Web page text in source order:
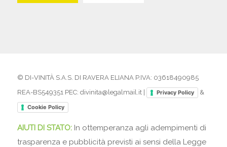
© DI-VINITÀ S.A.S. DI RAVERA ELIANA P.IVA: 03618490985
REA-BS549351 PEC: divinita@legalmail.it |
Privacy Policy &
Cookie Policy
AIUTI DI STATO: In ottemperanza agli adempimenti di
trasparenza e pubblicità previsti ai sensi della Legge